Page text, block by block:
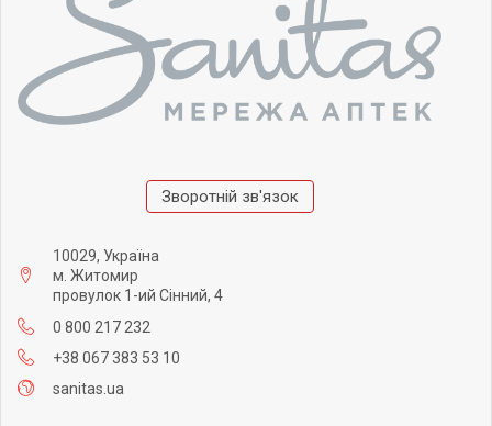
Зворотній зв'язок
10029, Україна
м. Житомир
провулок 1-ий Сінний, 4
0 800 217 232
+38 067 383 53 10
sanitas.ua